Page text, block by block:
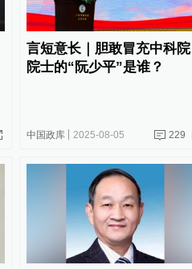
言短意长｜胆敢冒充中科院
院士的“阮少平”是谁？
中国政库 2025-08-05 229